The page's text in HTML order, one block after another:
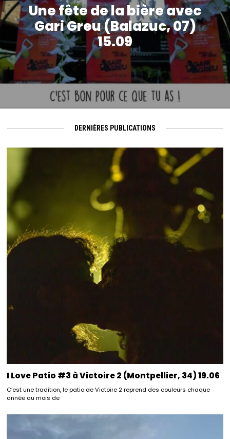
Une fête de la bière avec
Gari Greu (Balazuc, 07)
15.09
DERNIÈRES PUBLICATIONS
I Love Patio #3 à Victoire 2 (Montpellier, 34) 19.06
C’est une tradition, le patio de Victoire 2 reprend des couleurs chaque
année au mois de